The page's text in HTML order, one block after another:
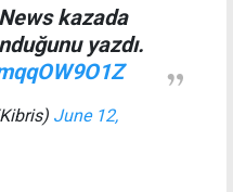
kazada
yazdı.
June 12,